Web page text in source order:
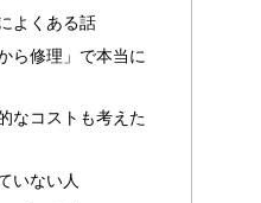
よくある話
ら修理」で本当に
なコストも考えた
いない人